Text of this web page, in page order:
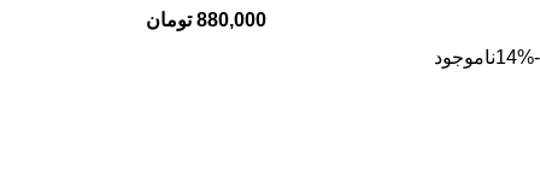
880,000 تومان
-14%
ناموجود